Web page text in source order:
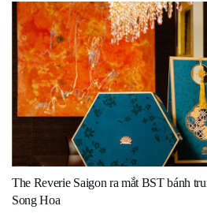
The Reverie Saigon ra mắt BST bánh
Song Hoa